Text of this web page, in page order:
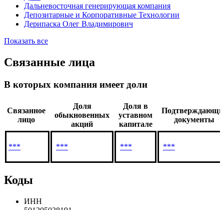
Дальневосточная генерирующая компания
Депозитарные и Корпоративные Технологии
Дерипаска Олег Владимирович
Показать все
Связанные лица
В которых компания имеет доли
Связанное
лицо
Доля
обыкновенных
акций
Доля в
уставном
капитале
документы
*** *** *** ***
Коды
ИНН